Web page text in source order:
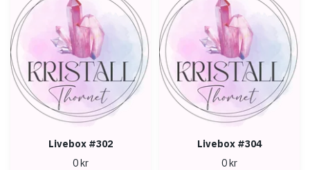
Livebox #302
0 kr
Livebox #304
0 kr